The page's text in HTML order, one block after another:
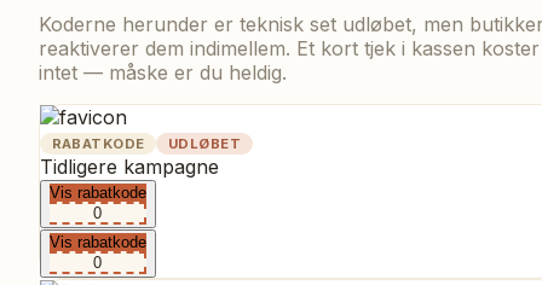
Koderne herunder er teknisk set udløbet, men
reaktiverer dem indimellem. Et kort tjek i kassen koster
intet — måske er du heldig.
RABATKODE UDLØBET
Tidligere kampagne
Vis rabatkode
0
Vis rabatkode
0